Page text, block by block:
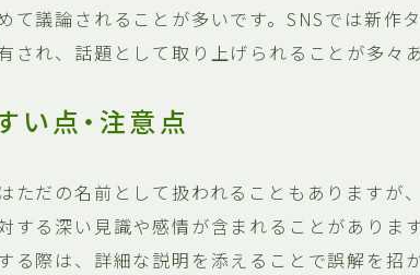
て議論されることが多いです。SNSでは新作
され、話題として取り上げられることが多々あ
い点・注意点
ただの名前として扱われることもありますが
する深い見識や感情が含まれることがありま
る際は、詳細な説明を添えることで誤解を招